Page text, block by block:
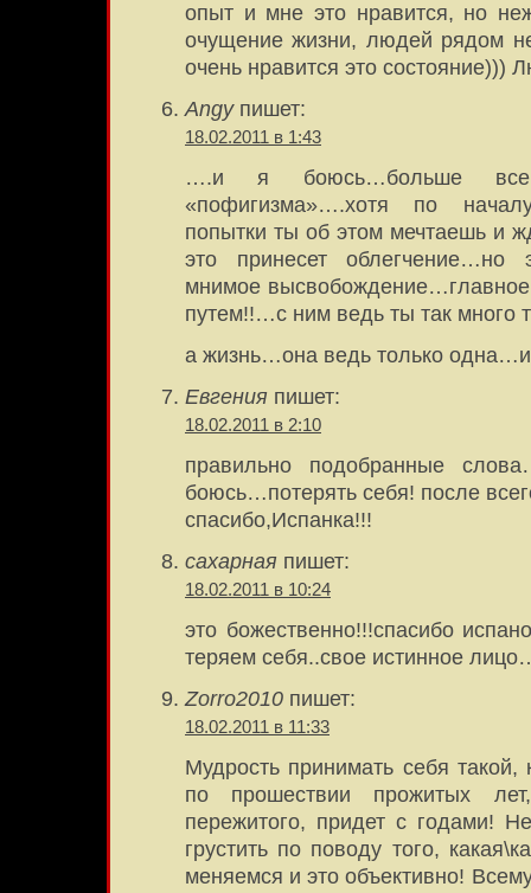
опыт и мне это нравится, но
очущение жизни, людей рядом
очень нравится это состояние)))
Angyпишет:
18.02.2011 в 1:43
….и я боюсь…больше
«пофигизма»….хотя по
попытки ты об этом мечтаешь и
это принесет облегчение…но
мнимое высвобождение…главное
путем!!…с ним ведь ты так много
а жизнь…она ведь только
Евгения пишет:
18.02.2011 в 2:10
правильно подобранные
боюсь…потерять себя! после
спасибо,Испанка!!!
сахарная пишет:
18.02.2011 в 10:24
это божественно!!!спасибо
теряем себя..свое истинное
Zorro2010 пишет:
18.02.2011 в 11:33
Мудрость принимать себя такой,
по прошествии прожитых
пережитого, придет с годами!
грустить по поводу того,
меняемся и это объективно!